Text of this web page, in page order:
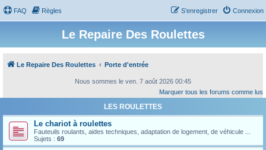
FAQ Règles Connexion
S’enregistrer
Le Repaire Des Roulettes
Le Repaire Des Roulettes Porte d'entrée
Nous sommes le ven. 7 août 2026 00:45
Marquer tous les forums comme lus
LES ROULETTES
Le chariot à roulettes
Fauteuils roulants, aides techniques, adaptation de logement, de véhicule ...
Sujets : 69